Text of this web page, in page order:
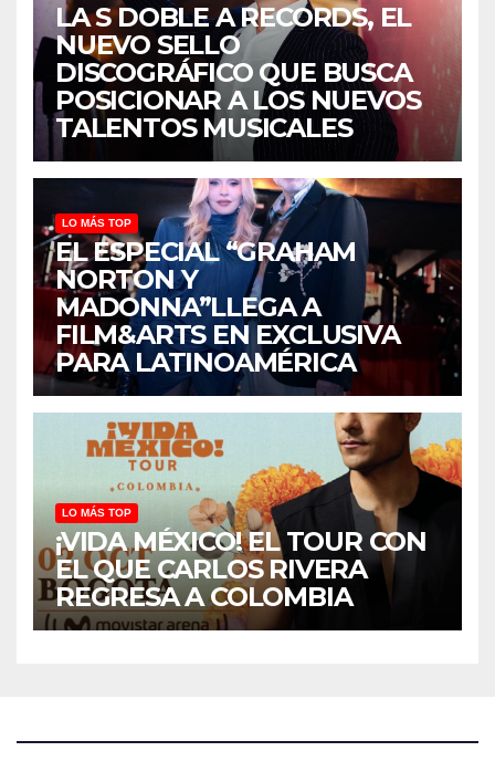
LA S DOBLE A RECORDS, EL
NUEVO SELLO
DISCOGRÁFICO QUE BUSCA
POSICIONAR A LOS NUEVOS
TALENTOS MUSICALES
LO MÁS TOP
EL ESPECIAL “GRAHAM
NORTON Y
MADONNA”LLEGA A
FILM&ARTS EN EXCLUSIVA
PARA LATINOAMÉRICA
LO MÁS TOP
¡VIDA MÉXICO! EL TOUR CON
EL QUE CARLOS RIVERA
REGRESA A COLOMBIA